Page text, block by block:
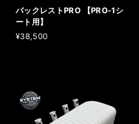
バックレストPRO 【PRO-1シ
ート用】
¥38,500